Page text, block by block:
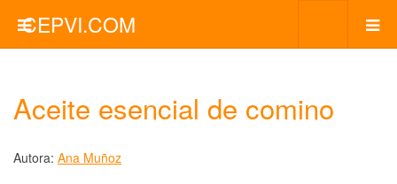
CEPVI.COM
Aceite esencial de comino
Autora: Ana Muñoz